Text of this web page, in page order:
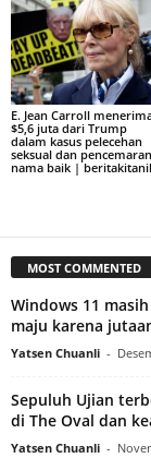
E. Jean Carroll
$5,6 juta dari Trump
dalam kasus pelecehan
seksual dan pencemaran
nama baik |
MOST COMMENTED
Windows 11
maju karena
Yatsen Chuanli -
Sepuluh Ujian
di The Oval dan
Yatsen Chuanli -